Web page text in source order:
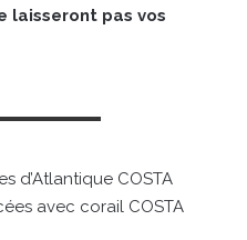
laisseront pas vos
d’Atlantique COSTA
avec corail COSTA